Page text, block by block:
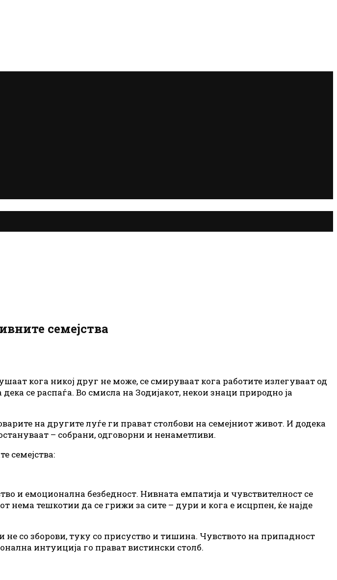
семејства
кога никој друг не може, се смируваат кога работите излегуваат од
се распаѓа. Во смисла на Зодијакот, некои знаци природно ја
на другите луѓе ги прават столбови на семејниот живот. И додека
– собрани, одговорни и ненаметливи.
семејства:
и емоционална безбедност. Нивната емпатија и чувствителност се
нема тешкотии да се грижи за сите – дури и кога е исцрпен, ќе најде
не со зборови, туку со присуство и тишина. Чувството на припадност
интуиција го прават вистински столб.